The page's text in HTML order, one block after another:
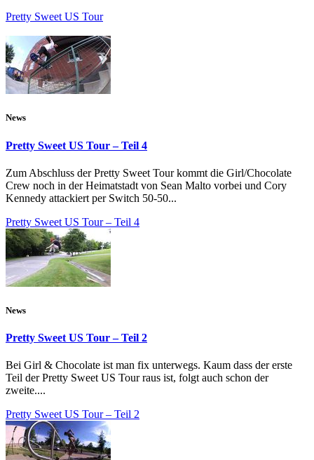
Pretty Sweet US Tour
News
Pretty Sweet US Tour – Teil 4
Zum Abschluss der Pretty Sweet Tour kommt die Girl/Chocolate
Crew noch in der Heimatstadt von Sean Malto vorbei und Cory
Kennedy attackiert per Switch 50-50...
Pretty Sweet US Tour – Teil 4
News
Pretty Sweet US Tour – Teil 2
Bei Girl & Chocolate ist man fix unterwegs. Kaum dass der erste
Teil der Pretty Sweet US Tour raus ist, folgt auch schon der
zweite....
Pretty Sweet US Tour – Teil 2